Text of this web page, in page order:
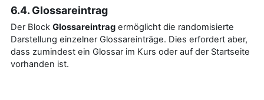
6.4. Glossareintrag
Der Block Glossareintrag ermöglicht die randomisierte
Darstellung einzelner Glossareinträge. Dies erfordert aber,
dass zumindest ein Glossar im Kurs oder auf der Startseite
vorhanden ist.